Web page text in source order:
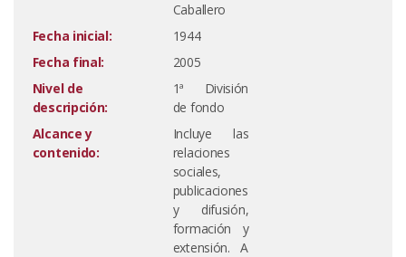
Caballero
Fecha inicial:
1944
Fecha final:
2005
Nivel de
descripción:
1ª División
de fondo
Alcance y
contenido:
Incluye las
relaciones
sociales,
publicaciones
y difusión,
formación y
extensión. A